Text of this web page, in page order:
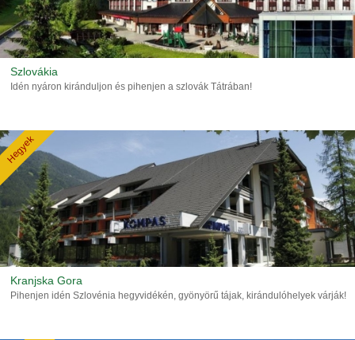
Szlovákia
Idén nyáron kiránduljon és pihenjen a szlovák Tátrában!
Hegyek
Kranjska Gora
Pihenjen idén Szlovénia hegyvidékén, gyönyörű tájak, kirándulóhelyek várják!